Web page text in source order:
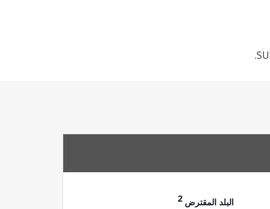
البلد المقترض 2